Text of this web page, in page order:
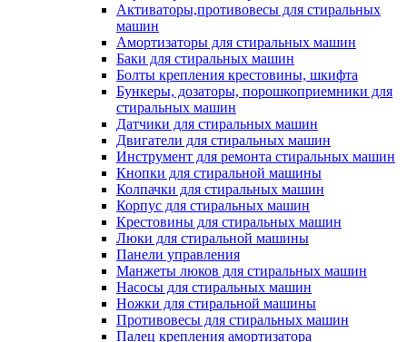
Активаторы,противовесы для стиральных
машин
Амортизаторы для стиральных машин
Баки для стиральных машин
Болты крепления крестовины, шкифта
Бункеры, дозаторы, порошкоприемники для
стиральных машин
Датчики для стиральных машин
Двигатели для стиральных машин
Инструмент для ремонта стиральных машин
Кнопки для стиральной машины
Колпачки для стиральных машин
Корпус для стиральных машин
Крестовины для стиральных машин
Люки для стиральной машины
Панели управления
Манжеты люков для стиральных машин
Насосы для стиральных машин
Ножки для стиральной машины
Противовесы для стиральных машин
Палец крепления амортизатора